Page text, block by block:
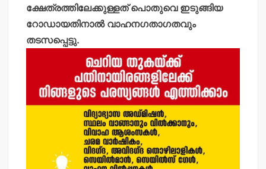
ക്ഷേത്രത്തിലേക്കുള്ളത് പൊതുവെ ഇടുങ്ങിയ
റോഡായതിനാല്‍ വാഹനഗതാഗതവും
തടസപ്പെട്ടു.